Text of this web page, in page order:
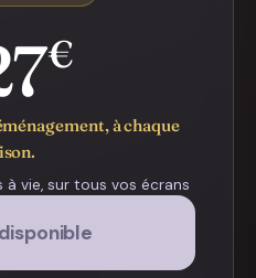
€
à chaque
à vie, sur tous vos écrans